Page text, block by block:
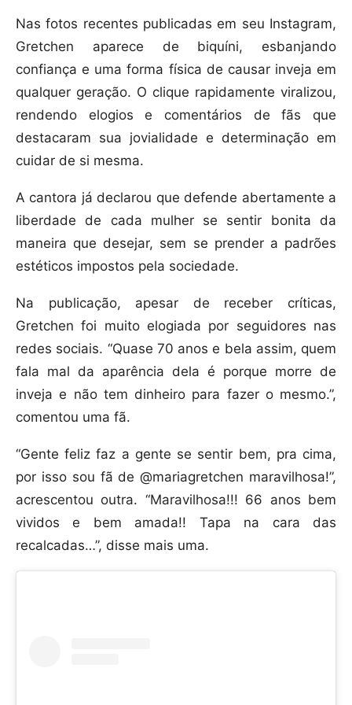
Nas fotos recentes publicadas em seu Instagram,
Gretchen aparece de biquíni, esbanjando
confiança e uma forma física de causar inveja em
qualquer geração. O clique rapidamente viralizou,
rendendo elogios e comentários de fãs que
destacaram sua jovialidade e determinação em
cuidar de si mesma.
A cantora já declarou que defende abertamente a
liberdade de cada mulher se sentir bonita da
maneira que desejar, sem se prender a padrões
estéticos impostos pela sociedade.
Na publicação, apesar de receber críticas,
Gretchen foi muito elogiada por seguidores nas
redes sociais. “Quase 70 anos e bela assim, quem
fala mal da aparência dela é porque morre de
inveja e não tem dinheiro para fazer o mesmo.”,
comentou uma fã.
“Gente feliz faz a gente se sentir bem, pra cima,
por isso sou fã de @mariagretchen maravilhosa!”,
acrescentou outra. “Maravilhosa!!! 66 anos bem
vividos e bem amada!! Tapa na cara das
recalcadas…”, disse mais uma.